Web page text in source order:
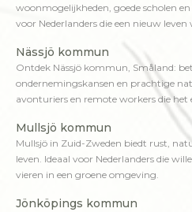
woonmogelijkheden, goede scholen
voor Nederlanders die een nieuw
Nässjö kommun
Ontdek Nässjö kommun, Småland:
ondernemingskansen en prachtige
avonturiers en remote workers die het
Mullsjö kommun
Mullsjö in Zuid-Zweden biedt rust,
leven. Ideaal voor Nederlanders die
vieren in een groene omgeving.
Jönköpings kommun